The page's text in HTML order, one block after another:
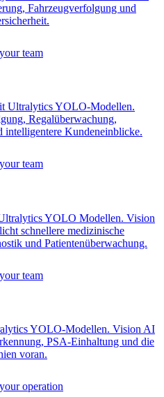
Fahrzeugverfolgung und
Ultralytics YOLO-Modellen.
Regalüberwachung,
intelligentere Kundeneinblicke.
YOLO Modellen. Vision
schnellere medizinische
und Patientenüberwachung.
YOLO-Modellen. Vision AI
PSA-Einhaltung und die
voran.